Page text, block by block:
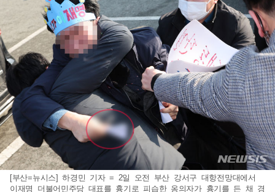
[부산=뉴시스] 하경민 기자 = 2일 오전 부산 강서구 대항전망대에서
이재명 더불어민주당 대표를 흉기로 피습한 옹의자가 흉기를 든 채 경